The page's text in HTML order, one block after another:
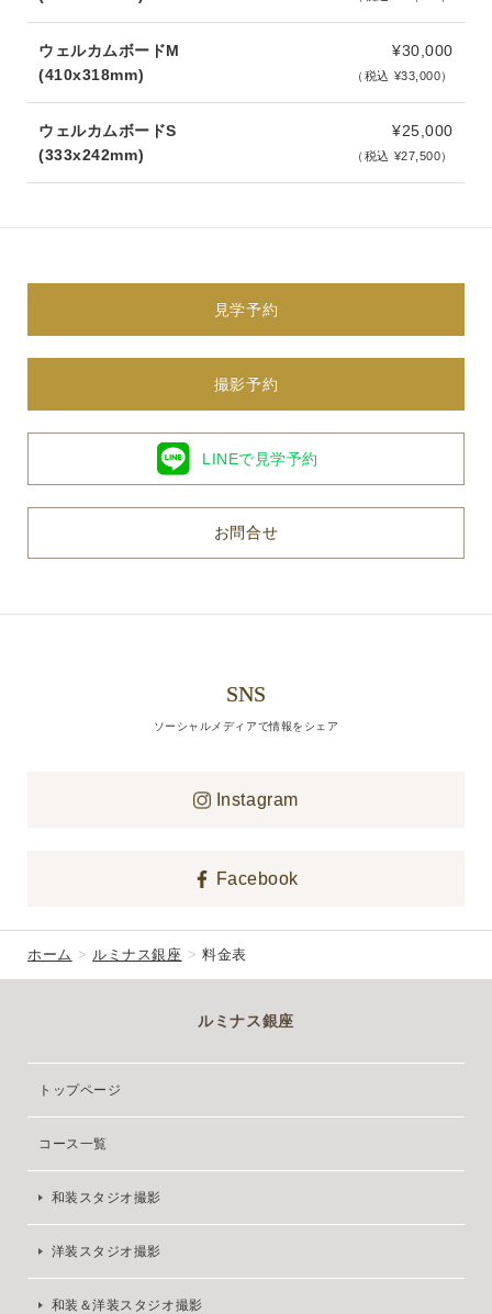
ウェルカムボードM
(410x318mm)
¥30,000
（税込 ¥33,000）
ウェルカムボードS
(333x242mm)
¥25,000
（税込 ¥27,500）
見学予約
撮影予約
LINEで見学予約
お問合せ
SNS
ソーシャルメディアで情報をシェア
Instagram
Facebook
ホーム ルミナス銀座 料金表
ルミナス銀座
トップページ
コース一覧
和装スタジオ撮影
洋装スタジオ撮影
和装＆洋装スタジオ撮影